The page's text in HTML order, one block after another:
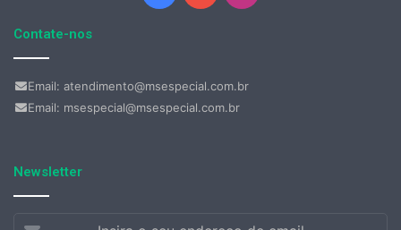
Contate-nos
Email: atendimento@msespecial.com.br
Email: msespecial@msespecial.com.br
Newsletter